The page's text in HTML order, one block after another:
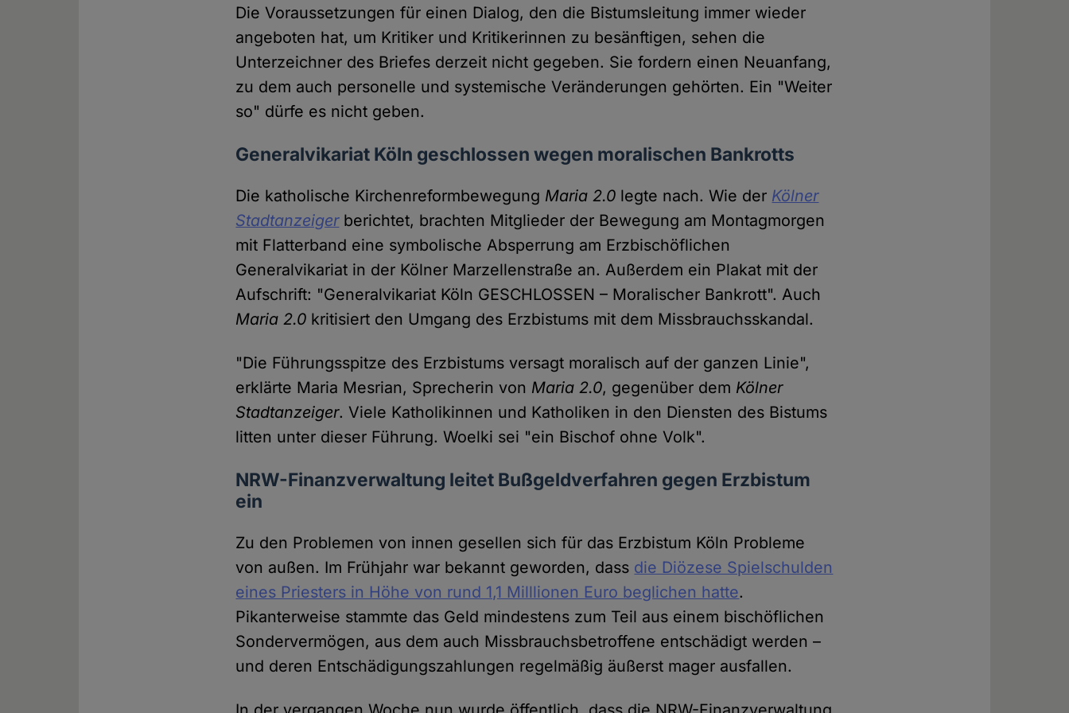
Die Voraussetzungen für einen Dialog, den die Bistumsleitung immer wieder
angeboten hat, um Kritiker und Kritikerinnen zu besänftigen, sehen die
Unterzeichner des Briefes derzeit nicht gegeben. Sie fordern einen Neuanfang,
zu dem auch personelle und systemische Veränderungen gehörten. Ein "Weiter
so" dürfe es nicht geben.
Generalvikariat Köln geschlossen wegen moralischen Bankrotts
Die katholische Kirchenreformbewegung Maria 2.0 legte nach. Wie der Kölner
Stadtanzeigerberichtet, brachten Mitglieder der Bewegung am Montagmorgen
mit Flatterband eine symbolische Absperrung am Erzbischöflichen
Generalvikariat in der Kölner Marzellenstraße an. Außerdem ein Plakat mit der
Aufschrift: "Generalvikariat Köln GESCHLOSSEN – Moralischer Bankrott". Auch
Maria 2.0 kritisiert den Umgang des Erzbistums mit dem Missbrauchsskandal.
"Die Führungsspitze des Erzbistums versagt moralisch auf der ganzen Linie",
erklärte Maria Mesrian, Sprecherin von Maria 2.0, gegenüber dem Kölner
Stadtanzeiger. Viele Katholikinnen und Katholiken in den Diensten des Bistums
litten unter dieser Führung. Woelki sei "ein Bischof ohne Volk".
NRW-Finanzverwaltung leitet Bußgeldverfahren gegen Erzbistum
ein
Zu den Problemen von innen gesellen sich für das Erzbistum Köln Probleme
von außen. Im Frühjahr war bekannt geworden, dass die Diözese Spielschulden
eines Priesters in Höhe von rund 1,1 Milllionen Euro beglichen hatte.
Pikanterweise stammte das Geld mindestens zum Teil aus einem bischöflichen
Sondervermögen, aus dem auch Missbrauchsbetroffene entschädigt werden –
und deren Entschädigungszahlungen regelmäßig äußerst mager ausfallen.